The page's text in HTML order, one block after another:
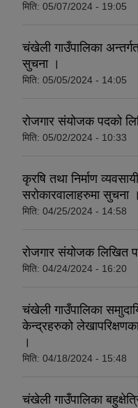
मिति: 05/07/2024 - 19:05
चंखेली गाउँपालिका
सुचना ।
मिति: 05/05/2024 - 14:05
रोजगार संयोजक पदको
मिति: 05/02/2024 - 10:33
कृरषि तथा निर्माण
सरोकारवालाहरुमा सुचना ।
मिति: 04/25/2024 - 14:58
रोजगार संयोजक लिखित
मिति: 04/24/2024 - 16:20
चंखेली गाउँपालिका
केन्द्रहरुको
।
मिति: 04/18/2024 - 15:48
चंखेली गाउँपालिका